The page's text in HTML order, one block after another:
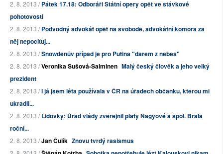
2. 8. 2013 /Pátek 17.18: Odboráři Státní opery opět ve stávkové
pohotovosti
2. 8. 2013 /Podvodný advokát opět na svobodě, advokátní komora za
něj nepociťuj...
2. 8. 2013 /Snowdenův případ je pro Putina "darem z nebes"
2. 8. 2013 /Veronika Sušová-Salminen Malý český člověk a jeho velký
prezident
2. 8. 2013 /I já jsem léta používala v ČR na úřadech občanku, kterou mi
ukradli...
2. 8. 2013 /Lidovky: Úřad vlády zveřejnil platy Nagyové a spol. Brala
roční...
2. 8. 2013 /Jan Čulík Znovu tvrdý rasismus